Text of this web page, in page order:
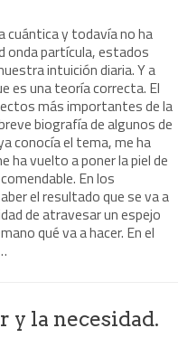
cuántica y todavía no ha
onda partícula, estados
intuición diaria. Y a
es una teoría correcta. El
más importantes de la
biografía de algunos de
conocía el tema, me ha
ha vuelto a poner la piel de
En los
el resultado que se va a
de atravesar un espejo
qué va a hacer. En el
y la necesidad.